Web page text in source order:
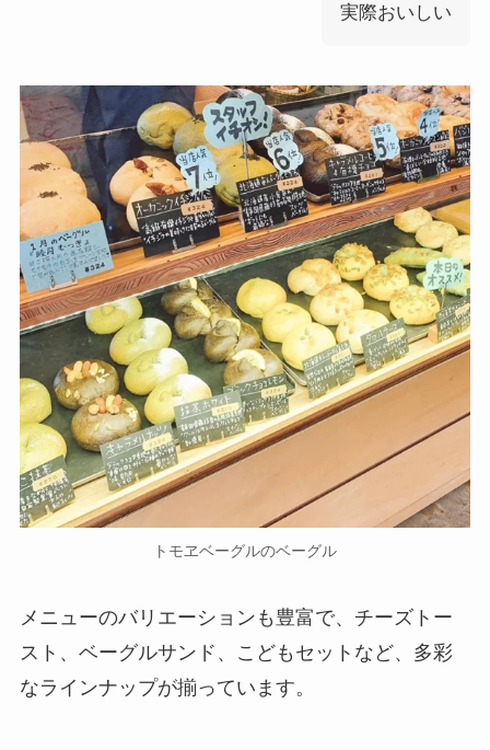
実際おいしい
トモヱベーグルのベーグル
メニューのバリエーションも豊富で、チーズトー
スト、ベーグルサンド、こどもセットなど、多彩
なラインナップが揃っています。